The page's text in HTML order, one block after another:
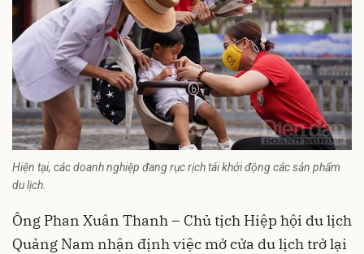
Hiện tại, các doanh nghiệp đang rục rịch tái khởi động các sản phẩm
du lịch.
Ông Phan Xuân Thanh – Chủ tịch Hiệp hội du lịch
Quảng Nam nhận định việc mở cửa du lịch trở lại